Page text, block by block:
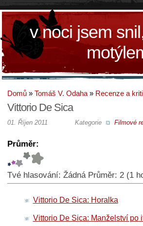
v noci jsem
Domů » Tomáš V. Odaha » Recenze a
Vittorio De Sica
Kategorie Filmové
01. Říjen 2011
Průměr:
Tvé hlasování: Žádná Průměr: 2 (1
Vittorio De Sica: Horalka
Vittorio De Sica: Manželství po